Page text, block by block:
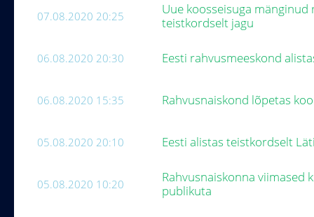
07.08.2020 20:25
Uue koosseisuga
teistkordselt jagu
06.08.2020 20:30 Eesti rahvusmeeskond
06.08.2020 15:35 Rahvusnaiskond lõpetas
05.08.2020 20:10 Eesti alistas teistkordselt
05.08.2020 10:20
Rahvusnaiskonna viimased
publikuta